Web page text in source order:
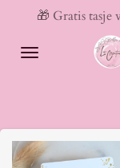
naar
🎁 Gratis tasje